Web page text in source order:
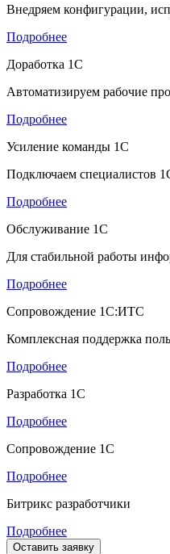
Внедряем конфигурации,
Подробнее
Доработка 1С
Автоматизируем рабочие
Подробнее
Усиление команды 1С
Подключаем специалистов
Подробнее
Обслуживание 1С
Для стабильной работы
Подробнее
Сопровождение 1С:ИТС
Комплексная поддержка
Подробнее
Разработка 1С
Подробнее
Сопровождение 1С
Подробнее
Битрикс разработчики
Подробнее
Оставить заявку